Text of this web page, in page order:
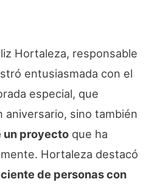
Hortaleza, responsable
entusiasmada con el
especial, que
aniversario, sino también
un proyecto que ha
Hortaleza destacó
de personas con